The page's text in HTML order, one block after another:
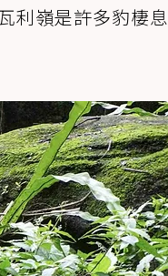
利嶺是許多豹棲息